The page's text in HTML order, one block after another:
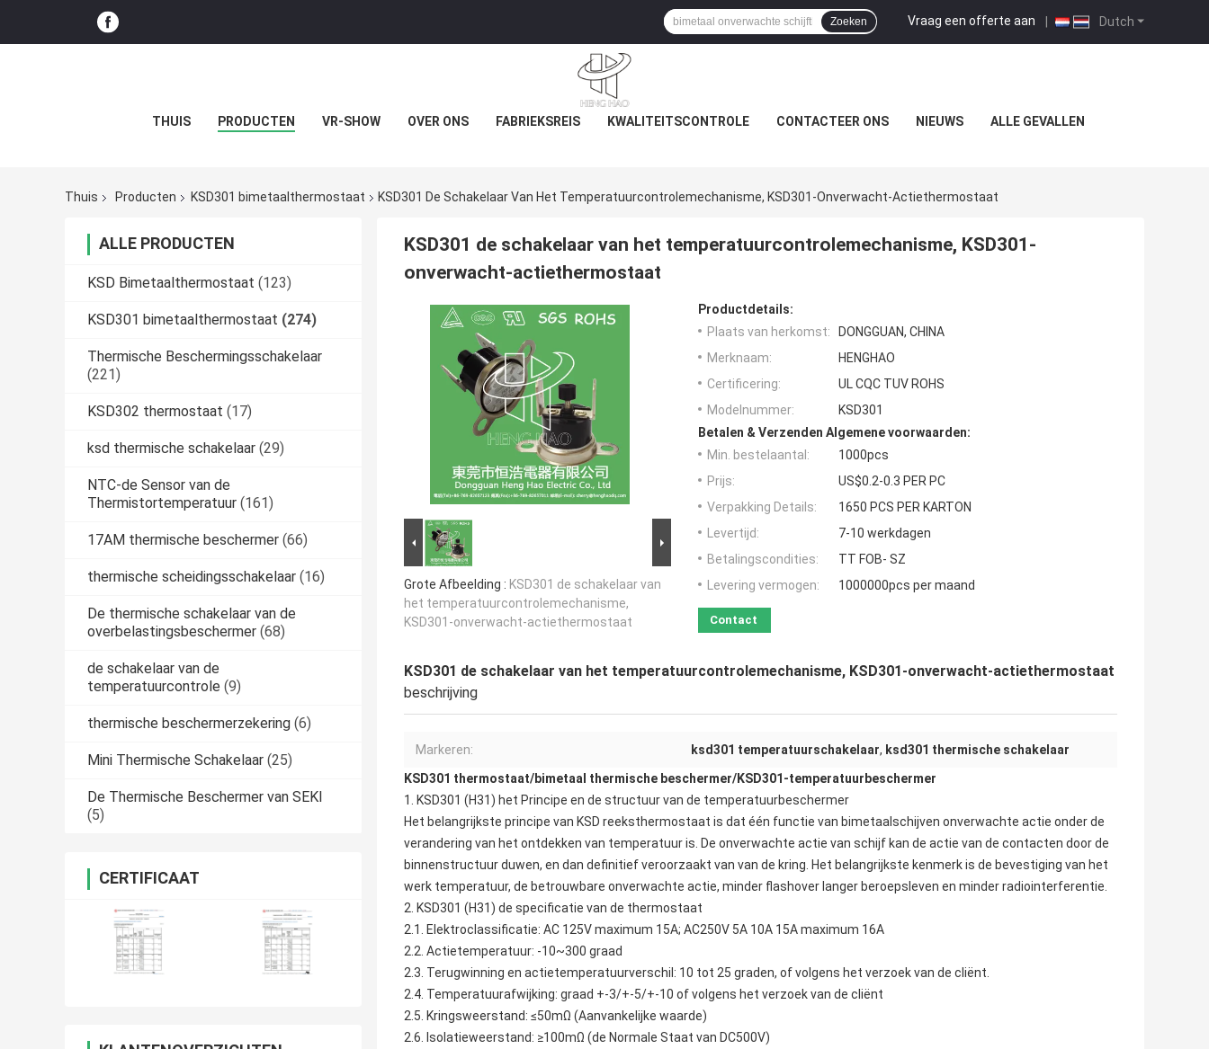
Dutch
Vraag een offerte aan |
Zoeken
THUIS PRODUCTEN VR-SHOW OVER ONS FABRIEKSREIS KWALITEITSCONTROLE CONTACTEER ONS NIEUWS ALLE GEVALLEN
Thuis Producten KSD301 bimetaalthermostaat KSD301 De Schakelaar Van Het Temperatuurcontrolemechanisme, KSD301-Onverwacht-Actiethermostaat
ALLE PRODUCTEN
KSD Bimetaalthermostaat (123)
KSD301 bimetaalthermostaat (274)
Thermische Beschermingsschakelaar
(221)
KSD302 thermostaat (17)
ksd thermische schakelaar (29)
NTC-de Sensor van de
Thermistortemperatuur (161)
17AM thermische beschermer (66)
thermische scheidingsschakelaar (16)
De thermische schakelaar van de
overbelastingsbeschermer (68)
de schakelaar van de
temperatuurcontrole (9)
thermische beschermerzekering (6)
Mini Thermische Schakelaar (25)
De Thermische Beschermer van SEKI
(5)
CERTIFICAAT
KSD301 de schakelaar van het temperatuurcontrolemechanisme, KSD301-
onverwacht-actiethermostaat
Grote Afbeelding : KSD301 de schakelaar van
het temperatuurcontrolemechanisme,
KSD301-onverwacht-actiethermostaat
Productdetails:
Plaats van herkomst:
DONGGUAN, CHINA
Merknaam:
HENGHAO
Certificering:
UL CQC TUV ROHS
Modelnummer:
KSD301
Betalen & Verzenden Algemene voorwaarden:
Min. bestelaantal:
1000pcs
Prijs:
US$0.2-0.3 PER PC
Verpakking Details:
1650 PCS PER KARTON
Levertijd:
7-10 werkdagen
Betalingscondities:
TT FOB- SZ
Levering vermogen:
1000000pcs per maand
Contact
KSD301 de schakelaar van het temperatuurcontrolemechanisme, KSD301-onverwacht-actiethermostaat
beschrijving
Markeren: ksd301 temperatuurschakelaar, ksd301 thermische schakelaar
KSD301 thermostaat/bimetaal thermische beschermer/KSD301-temperatuurbeschermer
1. KSD301 (H31) het Principe en de structuur van de temperatuurbeschermer
Het belangrijkste principe van KSD reeksthermostaat is dat één functie van bimetaalschijven onverwachte actie onder de
verandering van het ontdekken van temperatuur is. De onverwachte actie van schijf kan de actie van de contacten door de
binnenstructuur duwen, en dan definitief veroorzaakt van van de kring. Het belangrijkste kenmerk is de bevestiging van het
werk temperatuur, de betrouwbare onverwachte actie, minder flashover langer beroepsleven en minder radiointerferentie.
2. KSD301 (H31) de specificatie van de thermostaat
2.1. Elektroclassificatie: AC 125V maximum 15A; AC250V 5A 10A 15A maximum 16A
2.2. Actietemperatuur: -10~300 graad
2.3. Terugwinning en actietemperatuurverschil: 10 tot 25 graden, of volgens het verzoek van de cliënt.
2.4. Temperatuurafwijking: graad +-3/+-5/+-10 of volgens het verzoek van de cliënt
2.5. Kringsweerstand: ≤50mΩ (Aanvankelijke waarde)
2.6. Isolatieweerstand: ≥100mΩ (de Normale Staat van DC500V)